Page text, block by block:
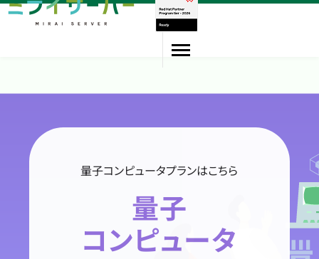
量子コンピュータ
量子コンピュータプランはこちら
量子
コンピュータ